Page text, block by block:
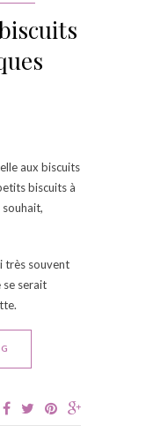
aux biscuits
biscuits à
très souvent
se serait